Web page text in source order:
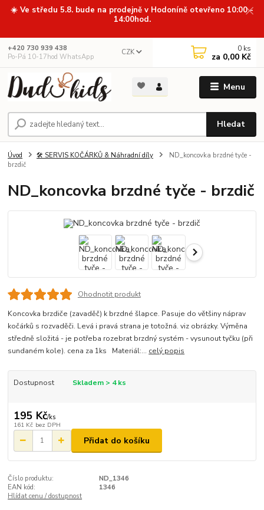
☀️ Ve středu 5.8. bude na prodejně v Hodoníně otevřeno 10:00 -
14:00hod.
Menu
CZK
Hledat
+420 730 939 438
Po-Pá 10-17hod WhatsApp
0 ks
za 0,00 Kč
Úvod 🛠️ SERVIS KOČÁRKŮ & Náhradní díly
ND_koncovka brzdné tyče -
brzdič
ND_koncovka brzdné tyče - brzdič
Ohodnotit produkt
Koncovka brzdiče (zavaděč) k brzdné šlapce. Pasuje do většiny náprav
kočárků s rozvaděči. Levá i pravá strana je totožná. viz obrázky. Výměna
středně složitá - je potřeba rozebrat brzdný systém - vysunout tyčku (při
sundaném kole). cena za 1ks Materiál:... celý popis
Dostupnost Skladem > 4 ks
195 Kč/ks
161 Kč bez DPH
Přidat do košíku
Číslo produktu:
ND_1346
EAN kód:
1346
Hlídat cenu / dostupnost